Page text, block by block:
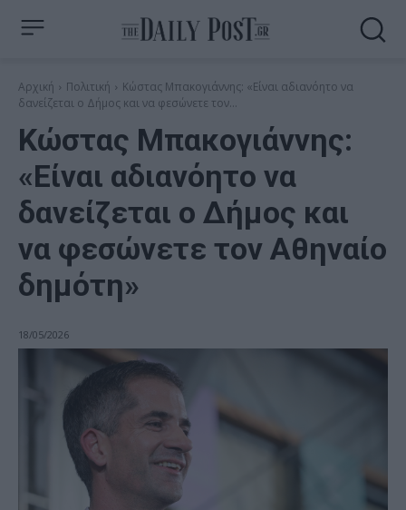
Αρχική Πολιτική
Κώστας Μπακογιάννης: «Είναι αδιανόητο να
δανείζεται ο Δήμος και να φεσώνετε τον...
Κώστας Μπακογιάννης:
«Είναι αδιανόητο να
δανείζεται ο Δήμος και
να φεσώνετε τον Αθηναίο
δημότη»
18/05/2026